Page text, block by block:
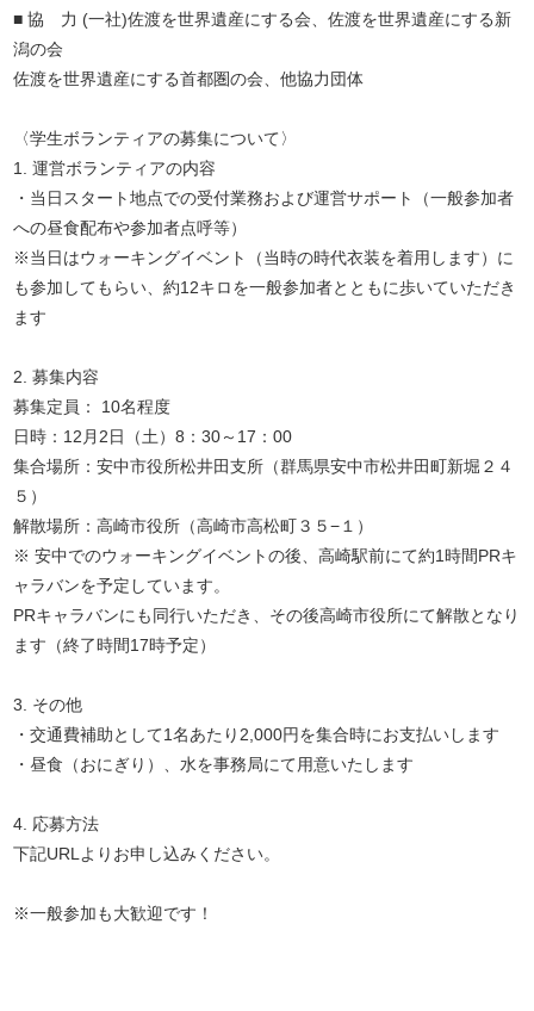
■ 協 力 (一社)佐渡を世界遺産にする会、佐渡を世界遺産にする新
潟の会
佐渡を世界遺産にする首都圏の会、他協力団体
〈学生ボランティアの募集について〉
1. 運営ボランティアの内容
・当日スタート地点での受付業務および運営サポート（一般参加者
への昼食配布や参加者点呼等）
※当日はウォーキングイベント（当時の時代衣装を着用します）に
も参加してもらい、約12キロを一般参加者とともに歩いていただき
ます
2. 募集内容
募集定員： 10名程度
日時：12月2日（土）8：30～17：00
集合場所：安中市役所松井田支所（群馬県安中市松井田町新堀２４
５）
解散場所：高崎市役所（高崎市高松町３５−１）
※ 安中でのウォーキングイベントの後、高崎駅前にて約1時間PRキ
ャラバンを予定しています。
PRキャラバンにも同行いただき、その後高崎市役所にて解散となり
ます（終了時間17時予定）
3. その他
・交通費補助として1名あたり2,000円を集合時にお支払いします
・昼食（おにぎり）、水を事務局にて用意いたします
4. 応募方法
下記URLよりお申し込みください。
※一般参加も大歓迎です！